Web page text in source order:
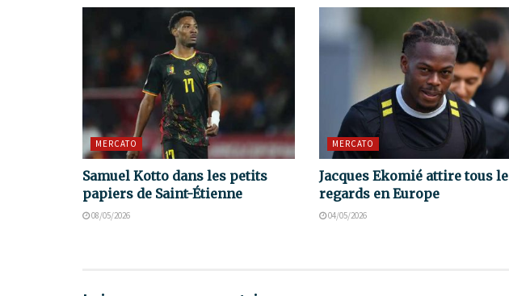
MERCATO
Samuel Kotto dans les petits
papiers de Saint-Étienne
08/05/2026
MERCATO
Jacques Ekomié attire tous
regards en Europe
04/05/2026